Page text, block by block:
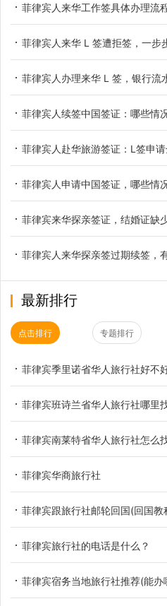
菲律宾人来华工作签具体办理流
菲律宾人来华 L 签遭拒签，一步
菲律宾人办理来华 L 签，银行流水
菲律宾人续签中国签证：哪些情
菲律宾人赴华旅游签证：L签申
菲律宾人申请中国签证，哪些情
菲律宾来华探亲签证，结婚证缺
菲律宾人来华探亲签过期续签，
最新排行
点击排行 专题排行
菲律宾季里诺省华人旅行社好不
菲律宾班诗兰省华人旅行社哪里
菲律宾南莱特省华人旅行社怎么
菲律宾华商旅行社
菲律宾跟旅行社邮轮回国(回国教
菲律宾旅行社的电话是什么？
菲律宾宿务当地旅行社推荐(能办